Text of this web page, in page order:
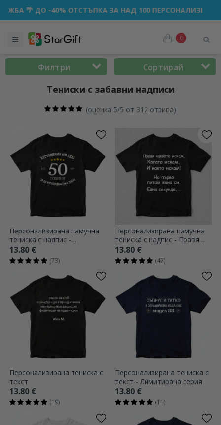
ОТСТЪПКА ЗА НАД 100 ПЕРСОНАЛИЗИРАНИ ПОДАРЪКА ☀️
0
Филтри Сортирай
Тениски с забавни надписи
(оценка 5/5 от 312 отзива)
Персонализирана памучна
тениска с надпис -
Изглеждам добре за
възрастта си
13.80 €
(73)
Персонализирана памучна
тениска с надпис - Правя
каквото си искам
13.80 €
(47)
Персонализирана тениска с
текст
13.80 €
(19)
Персонализирана тениска с
текст - Лимитирана серия
13.80 €
(11)